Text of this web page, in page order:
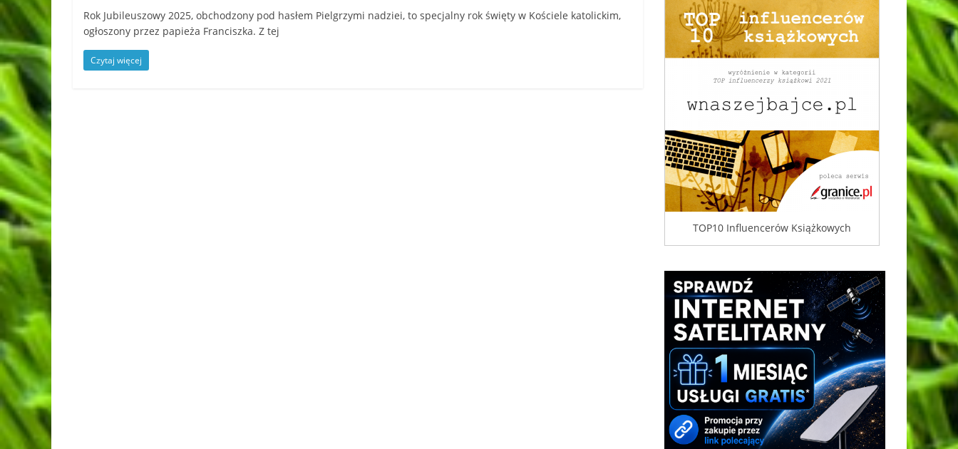
Rok Jubileuszowy 2025, obchodzony pod hasłem Pielgrzymi nadziei, to specjalny rok święty w Kościele katolickim,
ogłoszony przez papieża Franciszka. Z tej
Czytaj więcej
TOP10 Influencerów Książkowych